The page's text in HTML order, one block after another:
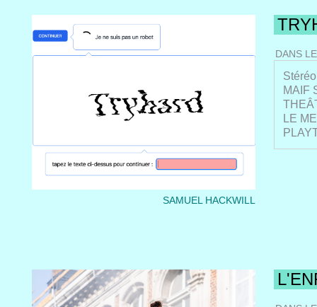
LA
MAIF
INSA
LE
SAMUEL HACKWILL
DANS
MAIF
LE